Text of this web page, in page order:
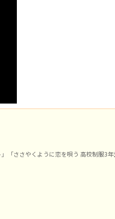
「ささやくように恋を唄う 高校制服3